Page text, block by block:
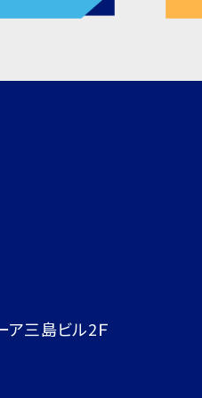
三島ビル2Ｆ